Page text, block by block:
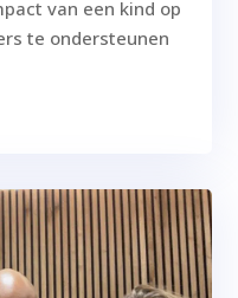
van een kind op
te ondersteunen